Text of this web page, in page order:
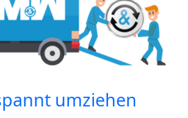
umziehen